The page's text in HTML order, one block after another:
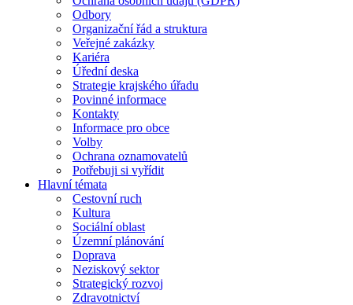
Odbory
Organizační řád a struktura
Veřejné zakázky
Kariéra
Úřední deska
Strategie krajského úřadu
Povinné informace
Kontakty
Informace pro obce
Volby
Ochrana oznamovatelů
Potřebuji si vyřídit
Hlavní témata
Cestovní ruch
Kultura
Sociální oblast
Územní plánování
Doprava
Neziskový sektor
Strategický rozvoj
Zdravotnictví